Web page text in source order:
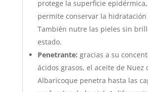
protege la superficie
permite conservar la
También nutre las pieles sin
estado.
Penetrante: gracias a su
ácidos grasos, el aceite de Nuez
Albaricoque penetra hasta las